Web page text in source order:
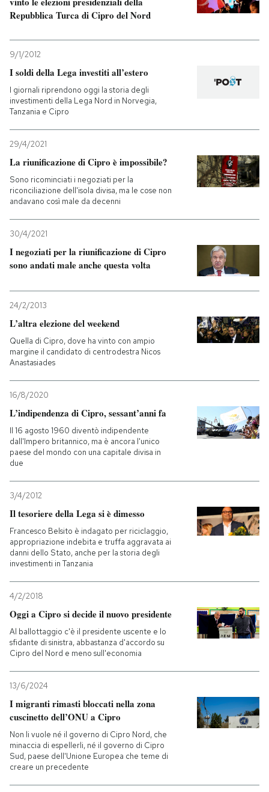
Repubblica Turca di Cipro del Nord
9/1/2012
I soldi della Lega investiti all’estero
I giornali riprendono oggi la storia degli
investimenti della Lega Nord in Norvegia,
Tanzania e Cipro
29/4/2021
La riunificazione di Cipro è impossibile?
Sono ricominciati i negoziati per la
riconciliazione dell'isola divisa, ma le cose non
andavano così male da decenni
30/4/2021
I negoziati per la riunificazione di Cipro
sono andati male anche questa volta
24/2/2013
L’altra elezione del weekend
Quella di Cipro, dove ha vinto con ampio
margine il candidato di centrodestra Nicos
Anastasiades
16/8/2020
L’indipendenza di Cipro, sessant’anni fa
Il 16 agosto 1960 diventò indipendente
dall'Impero britannico, ma è ancora l'unico
paese del mondo con una capitale divisa in
due
3/4/2012
Il tesoriere della Lega si è dimesso
Francesco Belsito è indagato per riciclaggio,
appropriazione indebita e truffa aggravata ai
danni dello Stato, anche per la storia degli
investimenti in Tanzania
4/2/2018
Oggi a Cipro si decide il nuovo presidente
Al ballottaggio c'è il presidente uscente e lo
sfidante di sinistra, abbastanza d'accordo su
Cipro del Nord e meno sull'economia
13/6/2024
I migranti rimasti bloccati nella zona
cuscinetto dell’ONU a Cipro
Non li vuole né il governo di Cipro Nord, che
minaccia di espellerli, né il governo di Cipro
Sud, paese dell'Unione Europea che teme di
creare un precedente